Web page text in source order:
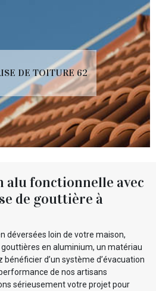
DE TOITURE 62
alu fonctionnelle avec
de gouttière à
déversées loin de votre maison,
en aluminium, un matériau
d’un système d’évacuation
de nos artisans
sérieusement votre projet pour